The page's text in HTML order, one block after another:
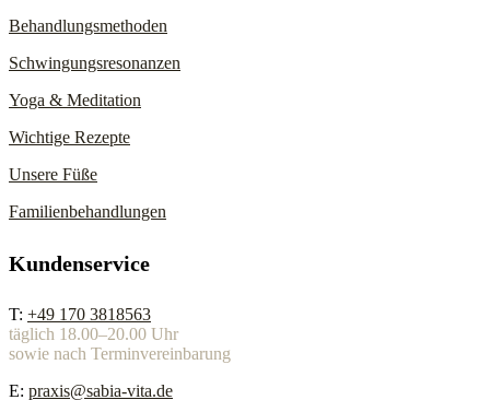
Behandlungsmethoden
Schwingungsresonanzen
Yoga & Meditation
Wichtige Rezepte
Unsere Füße
Familienbehandlungen
Kundenservice
T: +49 170 3818563
täglich 18.00–20.00 Uhr
sowie nach Terminvereinbarung
E: praxis@sabia-vita.de